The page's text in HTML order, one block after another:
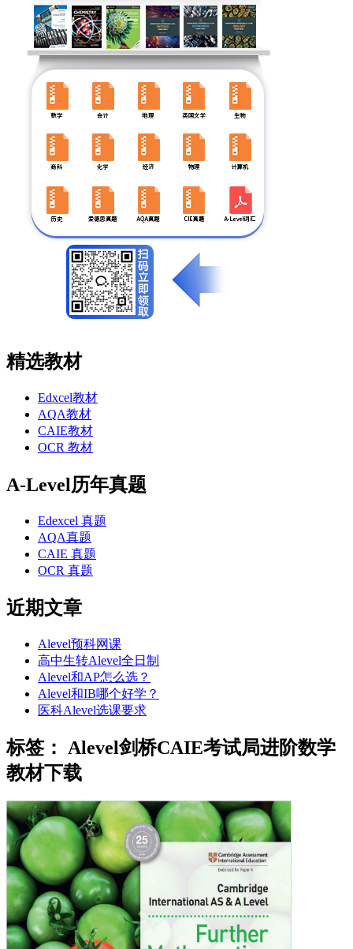
精选教材
Edxcel教材
AQA教材
CAIE教材
OCR 教材
A-Level历年真题
Edexcel 真题
AQA真题
CAIE 真题
OCR 真题
近期文章
Alevel预科网课
高中生转Alevel全日制
Alevel和AP怎么选？
Alevel和IB哪个好学？
医科Alevel选课要求
标签： Alevel剑桥CAIE考试局进阶数学
教材下载